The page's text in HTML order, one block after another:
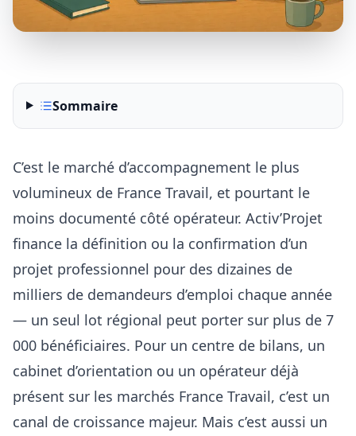
Sommaire
C’est le marché d’accompagnement le plus
volumineux de France Travail, et pourtant le
moins documenté côté opérateur. Activ’Projet
finance la définition ou la confirmation d’un
projet professionnel pour des dizaines de
milliers de demandeurs d’emploi chaque année
— un seul lot régional peut porter sur plus de 7
000 bénéficiaires. Pour un centre de bilans, un
cabinet d’orientation ou un opérateur déjà
présent sur les marchés France Travail, c’est un
canal de croissance majeur. Mais c’est aussi un